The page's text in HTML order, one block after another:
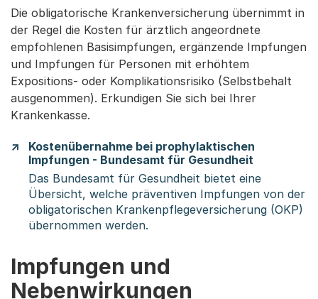
Die obligatorische Krankenversicherung übernimmt in
der Regel die Kosten für ärztlich angeordnete
empfohlenen Basisimpfungen, ergänzende Impfungen
und Impfungen für Personen mit erhöhtem
Expositions- oder Komplikationsrisiko (Selbstbehalt
ausgenommen). Erkundigen Sie sich bei Ihrer
Krankenkasse.
Kostenübernahme bei prophylaktischen
Impfungen - Bundesamt für Gesundheit
Das Bundesamt für Gesundheit bietet eine
Übersicht, welche präventiven Impfungen von der
obligatorischen Krankenpflegeversicherung (OKP)
übernommen werden.
Impfungen und
Nebenwirkungen